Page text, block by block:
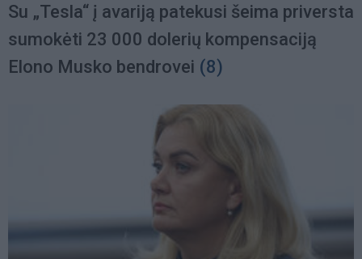
Su „Tesla“ į avariją patekusi šeima priversta
sumokėti 23 000 dolerių kompensaciją
Elono Musko bendrovei (8)